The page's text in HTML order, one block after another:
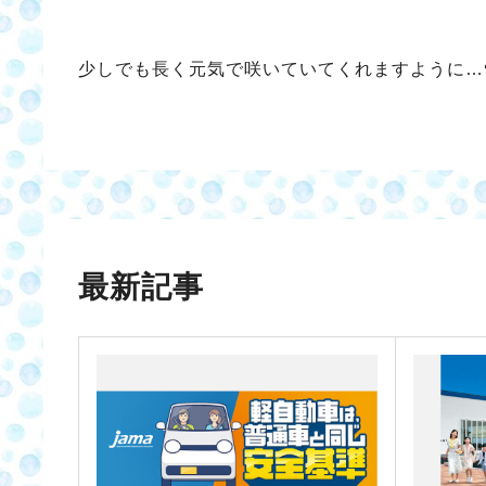
少しでも長く元気で咲いていてくれますように
最新記事